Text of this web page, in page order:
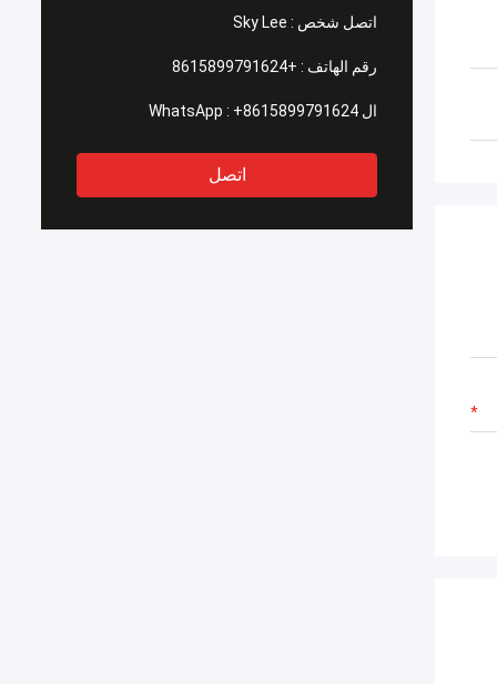
اتصل شخص : Sky Lee
رقم الهاتف : +8615899791624
ال WhatsApp : +8615899791624
اتصل